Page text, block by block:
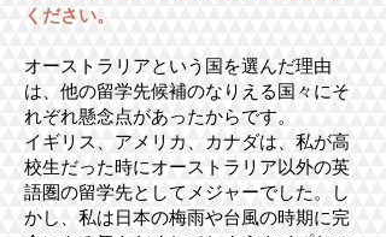
ください。
オーストラリアという国を選んだ理由
は、他の留学先候補のなりえる国々にそ
れぞれ懸念点があったからです。
イギリス、アメリカ、カナダは、私が高
校生だった時にオーストラリア以外の英
語圏の留学先としてメジャーでした。し
かし、私は日本の梅雨や台風の時期に完